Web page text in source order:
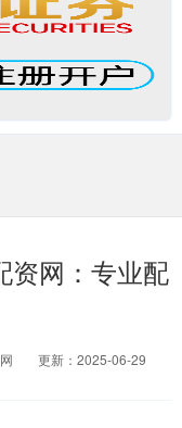
资网：专业配
更新：2025-06-29